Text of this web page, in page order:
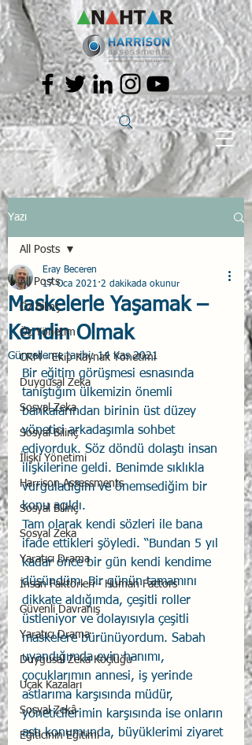
Yazı
All Posts
Öz Bilinç
Öz Yönetim
CRM - Ekip Kaynak Yönetimi
Duygusal Zeka
Sosyal Zeka
Sosyal Bilinç
İlişki Yönetimi
Harrison Assessments
Sosyal Bilinç
Sosyal Zeka
Yaratıcı Drama
İnsan Faktörleri - Human Factors
Güvenli Davranış
Yaratıcı Drama
Duygusal Zeka Koçluğu
Uçak Kazaları
Sosyal Zekâ
Eğiticinin Eğitimi
All Posts
Maskelerle Yaşamak –
Kendin Olmak
Eray Beceren
17 Oca 2021 2 dakikada okunur
Güncelleme tarihi:14 Kas 2021
Bir eğitim görüşmesi esnasında
tanıştığım ülkemizin önemli
bankalarından birinin üst düzey
yönetici arkadaşımla sohbet
ediyorduk. Söz döndü dolaştı insan
ilişkilerine geldi. Benimde sıklıkla
vurguladığım ve önemsediğim bir
konu açıldı.
Tam olarak kendi sözleri ile bana
ifade ettikleri şöyledi. “Bundan 5 yıl
kadar önce bir gün kendi kendime
düşündüm. Bir günün tamamını
dikkate aldığımda, çeşitli roller
üstleniyor ve dolayısıyla çeşitli
maskelere bürünüyordum. Sabah
uyandığımda evin hanımı,
çocuklarımın annesi, iş yerinde
astlarıma karşısında müdür,
yöneticilerimin karşısında ise onların
astı konumunda, büyüklerimi ziyaret